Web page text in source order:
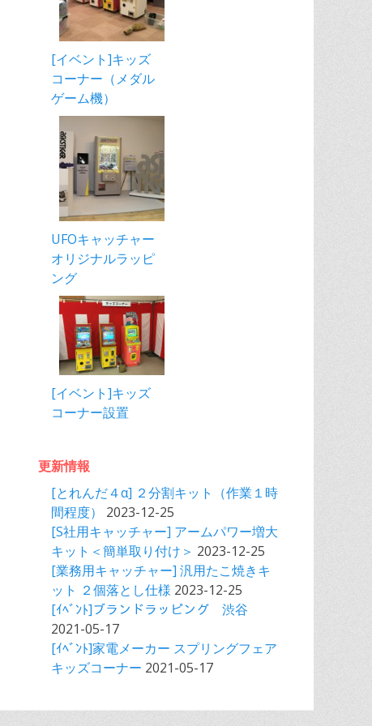
[イベント]キッズ
コーナー（メダル
ゲーム機）
UFOキャッチャー
オリジナルラッピ
ング
[イベント]キッズ
コーナー設置
更新情報
[とれんだ４α] ２分割キット（作業１時
間程度）
2023-12-25
[S社用キャッチャー] アームパワー増大
キット＜簡単取り付け＞ 2023-12-25
[業務用キャッチャー] 汎用たこ焼きキ
ット ２個落とし仕様 2023-12-25
[ｲﾍﾞﾝﾄ]ブランドラッピング 渋谷
2021-05-17
[ｲﾍﾞﾝﾄ]家電メーカー スプリングフェア
キッズコーナー 2021-05-17